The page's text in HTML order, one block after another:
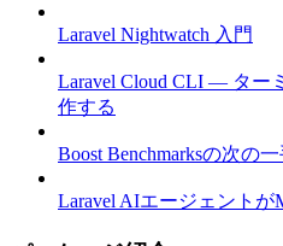
Laravel Nightwatch 入門
Laravel Cloud CLI — ター
作する
Boost Benchmarksの次の
Laravel AIエージェントが